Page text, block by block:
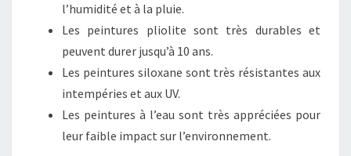
l’humidité et à la pluie.
Les peintures pliolite sont très durables et
peuvent durer jusqu’à 10 ans.
Les peintures siloxane sont très résistantes aux
intempéries et aux UV.
Les peintures à l’eau sont très appréciées pour
leur faible impact sur l’environnement.